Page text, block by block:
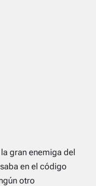
gran enemiga del
en el código
otro